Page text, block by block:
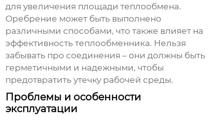
для увеличения площади теплообмена.
Оребрение может быть выполнено
различными способами, что также влияет на
эффективность теплообменника. Нельзя
забывать про соединения – они должны быть
герметичными и надежными, чтобы
предотвратить утечку рабочей среды.
Проблемы и особенности
эксплуатации